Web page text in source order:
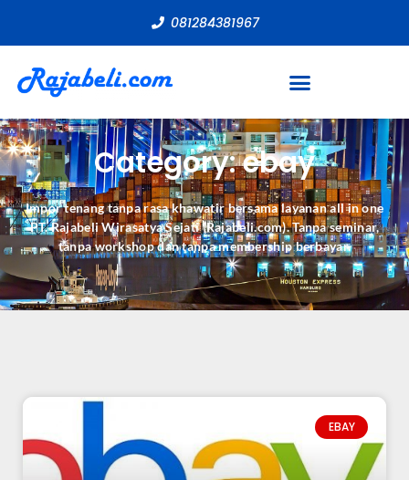
081284381967
Category: ebay
Impor tenang tanpa rasa khawatir bersama layanan all in one
PT. Rajabeli Wirasatya Sejati (Rajabeli.com). Tanpa seminar,
tanpa workshop dan tanpa membership berbayar.
EBAY